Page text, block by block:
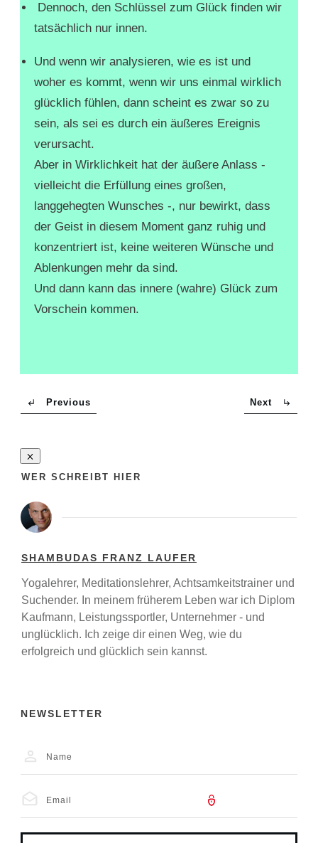
Dennoch, den Schlüssel zum Glück finden wir
tatsächlich nur innen.
Und wenn wir analysieren, wie es ist und
woher es kommt, wenn wir uns einmal wirklich
glücklich fühlen, dann scheint es zwar so zu
sein, als sei es durch ein äußeres Ereignis
verursacht.
Aber in Wirklichkeit hat der äußere Anlass -
vielleicht die Erfüllung eines großen,
langgehegten Wunsches -, nur bewirkt, dass
der Geist in diesem Moment ganz ruhig und
konzentriert ist, keine weiteren Wünsche und
Ablenkungen mehr da sind.
Und dann kann das innere (wahre) Glück zum
Vorschein kommen.
Previous Next
WER SCHREIBT HIER
SHAMBUDAS FRANZ LAUFER
Yogalehrer, Meditationslehrer, Achtsamkeitstrainer und
Suchender. In meinem früherem Leben war ich Diplom
Kaufmann, Leistungssportler, Unternehmer - und
unglücklich. Ich zeige dir einen Weg, wie du
erfolgreich und glücklich sein kannst.
NEWSLETTER